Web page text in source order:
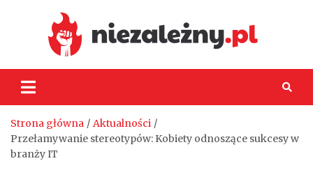
Strona główna
Aktualności
Przełamywanie stereotypów: Kobiety odnoszące sukcesy w
branży IT